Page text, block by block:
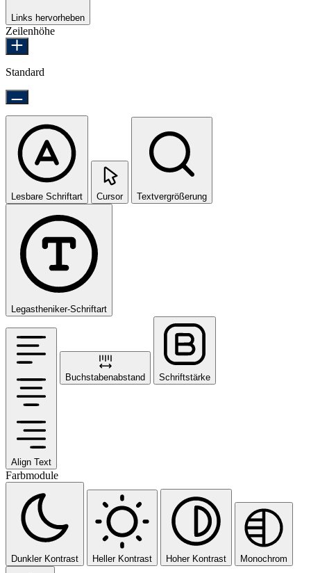
Links hervorheben
Zeilenhöhe
Standard
Lesbare Schriftart Cursor Textvergrößerung
Legastheniker-Schriftart
Align Text
Buchstabenabstand Schriftstärke
Farbmodule
Dunkler Kontrast Heller Kontrast Hoher Kontrast Monochrom